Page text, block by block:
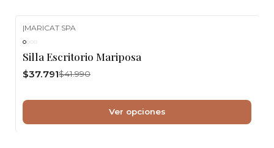
|MARICAT SPA
Silla Escritorio Mariposa
$37.791$41.990
Ver opciones